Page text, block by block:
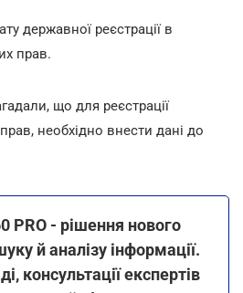
державної реєстрації в
прав.
що для реєстрації
необхідно внести дані до
PRO - рішення нового
й аналізу інформації.
консультації експертів